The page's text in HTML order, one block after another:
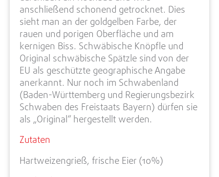
anschließend schonend getrocknet. Dies
sieht man an der goldgelben Farbe, der
rauen und porigen Oberfläche und am
kernigen Biss. Schwäbische Knöpfle und
Original schwäbische Spätzle sind von der
EU als geschützte geographische Angabe
anerkannt. Nur noch im Schwabenland
(Baden-Württemberg und Regierungsbezirk
Schwaben des Freistaats Bayern) dürfen sie
als „Original“ hergestellt werden.
Zutaten
Hartweizengrieß, frische Eier (10%)